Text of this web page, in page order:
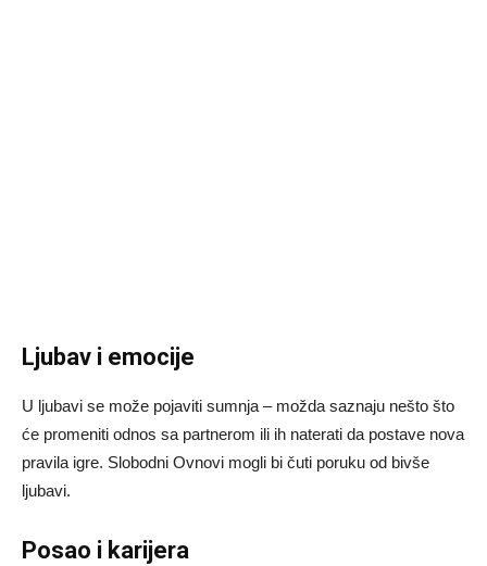
Ljubav i emocije
U ljubavi se može pojaviti sumnja – možda saznaju nešto što
će promeniti odnos sa partnerom ili ih naterati da postave nova
pravila igre. Slobodni Ovnovi mogli bi čuti poruku od bivše
ljubavi.
Posao i karijera